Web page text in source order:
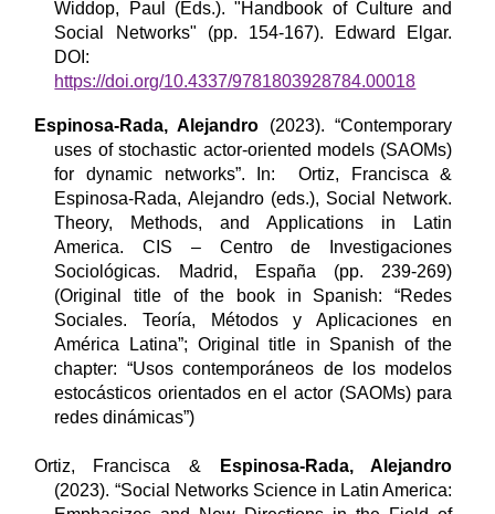
Widdop, Paul (Eds.). "Handbook of Culture and
Social Networks" (pp. 154-167). Edward Elgar.
DOI:
https://doi.org/10.4337/9781803928784.00018
Espinosa-Rada, Alejandro (2023). “Contemporary
uses of stochastic actor-oriented models (SAOMs)
for dynamic networks”. In: Ortiz, Francisca &
Espinosa-Rada, Alejandro (eds.), Social Network.
Theory, Methods, and Applications in Latin
America. CIS – Centro de Investigaciones
Sociológicas. Madrid, España (pp. 239-269)
(Original title of the book in Spanish: “Redes
Sociales. Teoría, Métodos y Aplicaciones en
América Latina”; Original title in Spanish of the
chapter: “Usos contemporáneos de los modelos
estocásticos orientados en el actor (SAOMs) para
redes dinámicas”)
Ortiz, Francisca &
Espinosa-Rada, Alejandro
(2023). “Social Networks Science in Latin America: